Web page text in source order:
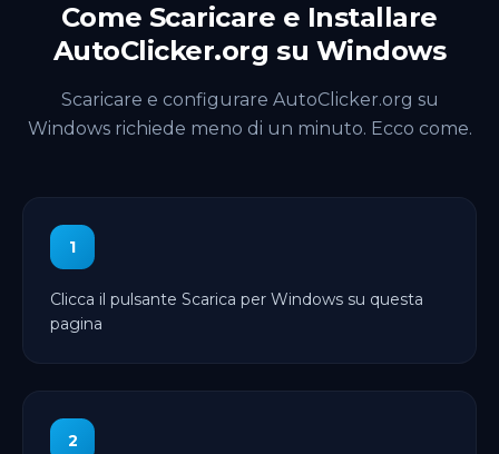
Come Scaricare e Installare
AutoClicker.org su Windows
Scaricare e configurare AutoClicker.org su
Windows richiede meno di un minuto. Ecco come.
1
Clicca il pulsante Scarica per Windows su questa
pagina
2